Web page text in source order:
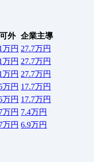
外 企業主導
万円 27.7万円
万円 27.7万円
万円 27.7万円
万円 17.7万円
万円 17.7万円
万円 7.4万円
万円 6.9万円